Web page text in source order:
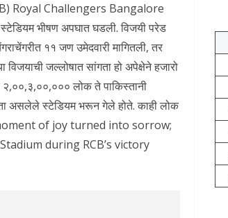
Royal Challengers Bangalore
स्टेडियम भीषण अपघात घडली. विजयी परेड
११ जण उमेदवारी मागितली, तर
जल्लोषात सांगता हो अपेक्षेने हजारो
लोक ते पाकिस्तानी
असलेले स्टेडियम भरून गेले होते. काही लोक
moment of joy turned into sorrow;
during RCB’s victory